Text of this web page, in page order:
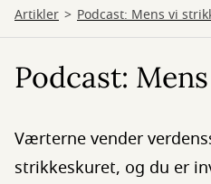
Artikler Podcast: Mens vi
Podcast:
Værterne vender
strikkeskuret, og du er